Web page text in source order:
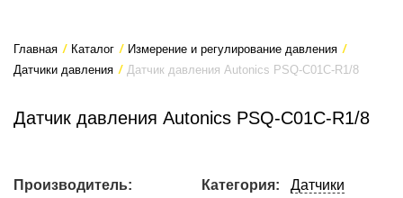
Главная / Каталог / Измерение и регулирование давления /
Датчики давления / Датчик давления Autonics PSQ-C01C-R1/8
Датчик давления Autonics PSQ-C01C-R1/8
Производитель:
Категория:
Датчики